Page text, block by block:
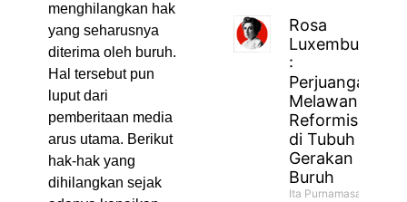
menghilangkan hak
yang seharusnya
diterima oleh buruh.
Hal tersebut pun
luput dari
pemberitaan media
arus utama. Berikut
hak-hak yang
dihilangkan sejak
Rosa
Luxemburg
:
Perjuangan
Melawan
Reformisme
di Tubuh
Gerakan
Buruh
Ita Purnamasari